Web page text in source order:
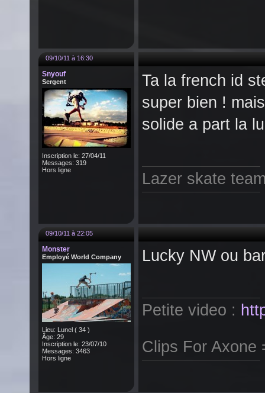
09/10/11 à 16:30
Snyouf
Sergent
Inscription le: 27/04/11
Messages: 319
Hors ligne
Ta la french id
super bien !
solide a part la
Lazer skate
09/10/11 à 22:05
Monster
Employé World Company
Lieu: Lunel ( 34 )
Âge: 29
Inscription le: 23/07/10
Messages: 3463
Hors ligne
Lucky NW ou
Petite video :
Clips For Axone